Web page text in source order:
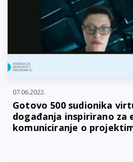
07.06.2022.
Gotovo 500 sudionika
događanja inspirirano za
komuniciranje o